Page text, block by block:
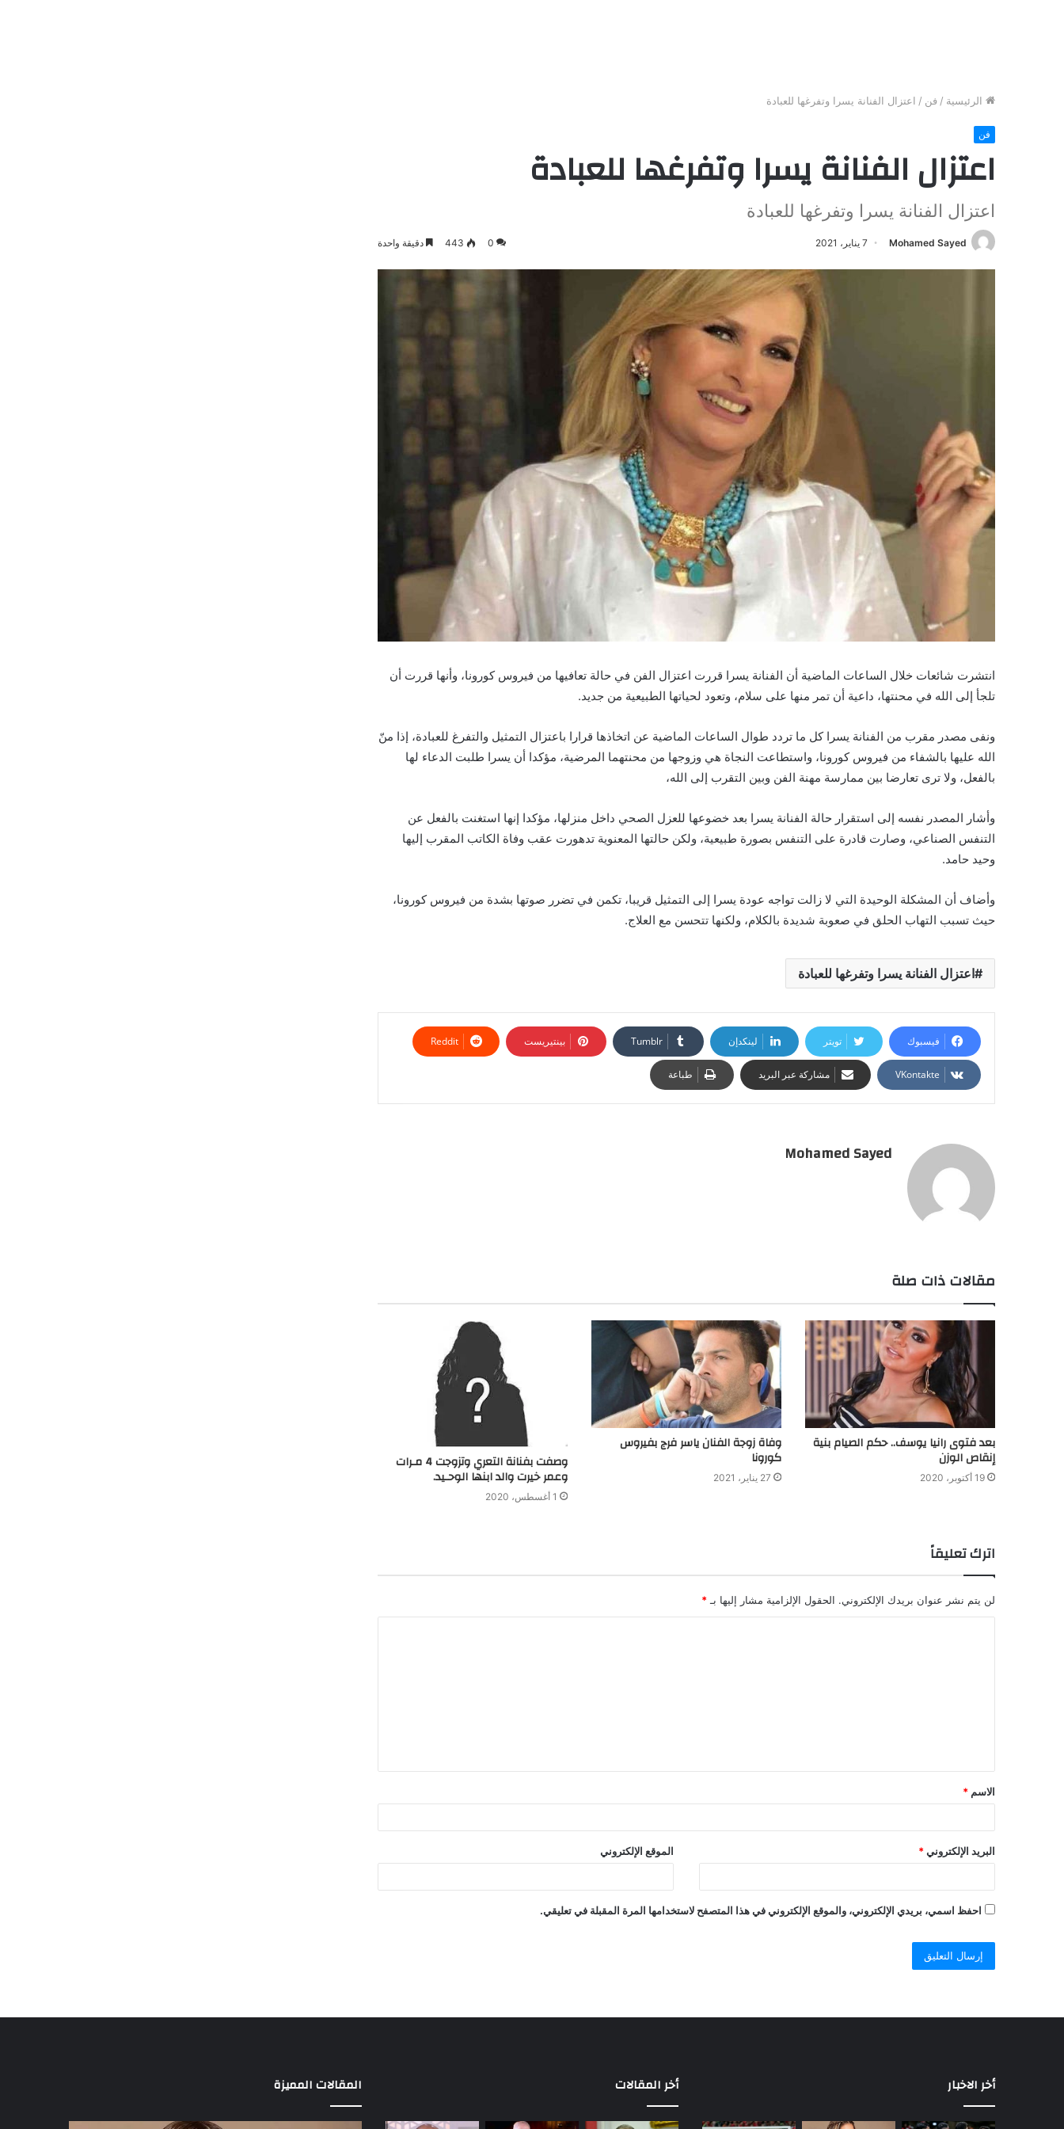
الرئيسية / فن / اعتزال الفنانة يسرا وتفرغها للعبادة
فن
اعتزال الفنانة يسرا وتفرغها للعبادة
اعتزال الفنانة يسرا وتفرغها للعبادة
Mohamed Sayed 7 يناير، 2021 0
443 دقيقة واحدة
انتشرت شائعات خلال الساعات الماضية أن الفنانة يسرا قررت اعتزال الفن في حالة تعافيها من فيروس كورونا، وأنها قررت أن
تلجأ إلى الله في محنتها، داعية أن تمر منها على سلام، وتعود لحياتها الطبيعية من جديد.
ونفى مصدر مقرب من الفنانة يسرا كل ما تردد طوال الساعات الماضية عن اتخاذها قرارا باعتزال التمثيل والتفرغ للعبادة، إذا منّ
الله عليها بالشفاء من فيروس كورونا، واستطاعت النجاة هي وزوجها من محنتهما المرضية، مؤكدا أن يسرا طلبت الدعاء لها
بالفعل، ولا ترى تعارضا بين ممارسة مهنة الفن وبين التقرب إلى الله،
وأشار المصدر نفسه إلى استقرار حالة الفنانة يسرا بعد خضوعها للعزل الصحي داخل منزلها، مؤكدا إنها استغنت بالفعل عن
التنفس الصناعي، وصارت قادرة على التنفس بصورة طبيعية، ولكن حالتها المعنوية تدهورت عقب وفاة الكاتب المقرب إليها
وحيد حامد.
وأضاف أن المشكلة الوحيدة التي لا زالت تواجه عودة يسرا إلى التمثيل قريبا، تكمن في تضرر صوتها بشدة من فيروس كورونا،
حيث تسبب التهاب الحلق في صعوبة شديدة بالكلام، ولكنها تتحسن مع العلاج.
اعتزال الفنانة يسرا وتفرغها للعبادة
فيسبوك تويتر لينكدإن بينتيريست
مشاركة عبر البريد طباعة
Mohamed Sayed
مقالات ذات صلة
بعد فتوى رانيا يوسف.. حكم الصيام بنية
إنقاص الوزن
19 أكتوبر، 2020
وفاة زوجة الفنان ياسر فرج بفيروس
كورونا
27 يناير، 2021
وصفت بفنانة التعري وتزوجت 4 مـرات
وعمر خيرت والد ابنها الوحـيد.
1 أغسطس، 2020
اترك تعليقاً
لن يتم نشر عنوان بريدك الإلكتروني. الحقول الإلزامية مشار إليها بـ *
الاسم *
البريد الإلكتروني * الموقع الإلكتروني
احفظ اسمي، بريدي الإلكتروني، والموقع الإلكتروني في هذا المتصفح لاستخدامها المرة المقبلة في تعليقي.
أخر الاخبار أخر المقالات المقالات المميزة